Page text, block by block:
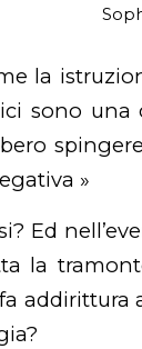
la
sono
»
Ed
la